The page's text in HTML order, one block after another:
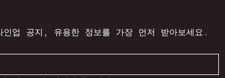
업 공지, 유용한 정보를 가장 먼저 받아보세요.